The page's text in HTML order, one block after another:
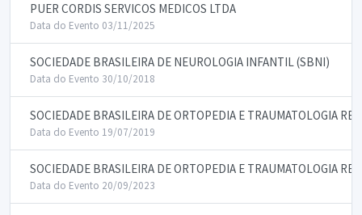
PUER CORDIS SERVICOS MEDICOS LTDA
Data do Evento 03/11/2025
SOCIEDADE BRASILEIRA DE NEUROLOGIA INFANTIL (SBNI)
Data do Evento 30/10/2018
SOCIEDADE BRASILEIRA DE ORTOPEDIA E TRAUMATOLOGIA
Data do Evento 19/07/2019
SOCIEDADE BRASILEIRA DE ORTOPEDIA E TRAUMATOLOGIA
Data do Evento 20/09/2023